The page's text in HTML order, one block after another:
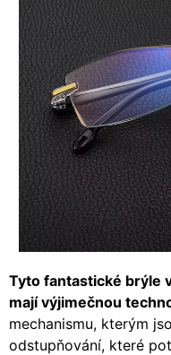
Tyto fantastické brýle
mají výjimečnou
mechanismu, kterým
odstupňování, které